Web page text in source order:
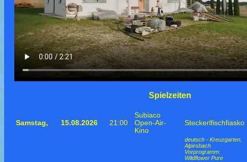
Spielzeiten
Samstag, 15.08.2026 21:00
Subiaco
Open-Air-
Kino
Steckerlfischfiasko
deutsch - Kreuzgarten,
Alpirsbach
Vorprogramm:
Wildflower Pure